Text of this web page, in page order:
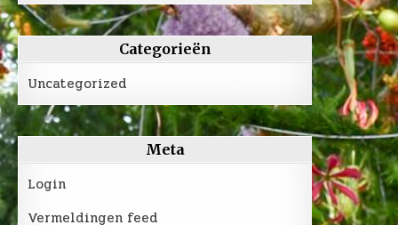
Categorieën
Uncategorized
Meta
Login
Vermeldingen feed